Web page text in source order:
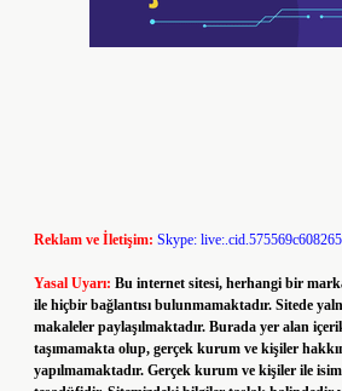
Reklam ve İletişim: Skype:
Yasal Uyarı: Bu internet sitesi, herhangi bir
ile hiçbir bağlantısı bulunmamaktadır. Sitede
makaleler paylaşılmaktadır. Burada yer alan
taşımamakta olup, gerçek kurum ve kişiler
yapılmamaktadır. Gerçek kurum ve kişiler ile